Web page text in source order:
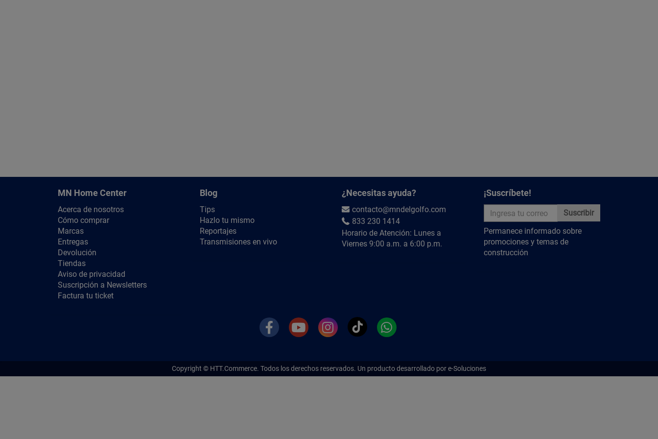
MN Home Center
Acerca de nosotros
Cómo comprar
Marcas
Entregas
Devolución
Tiendas
Aviso de privacidad
Suscripción a Newsletters
Factura tu ticket
Blog
Tips
Hazlo tu mismo
Reportajes
Transmisiones en vivo
¿Necesitas ayuda?
contacto@mndelgolfo.com
833 230 1414
Horario de Atención: Lunes a
Viernes 9:00 a.m. a 6:00 p.m.
¡Suscríbete!
Suscribir
Permanece informado sobre
promociones y temas de
construcción
Copyright © HTT.Commerce. Todos los derechos reservados. Un producto desarrollado por e-Soluciones